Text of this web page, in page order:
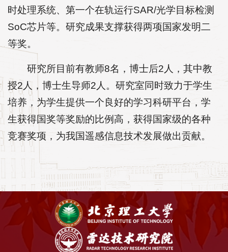
时处理系统、第一个在轨运行SAR/光学目标检测
SoC芯片等。研究成果支撑获得两项国家发明二
等奖。
研究所目前有教师8名，博士后2人，其中教
授2人，博士生导师2人。研究室同时致力于学生
培养，为学生提供一个良好的学习科研平台，学
生获得国奖等奖励的比例高，获得国家级的各种
竞赛奖项，为我国遥感信息技术发展做出贡献。